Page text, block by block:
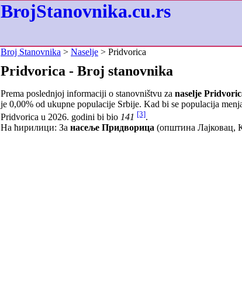
BrojStanovnika.cu.rs
Broj Stanovnika > Naselje > Pridvorica
Pridvorica - Broj stanovnika
Prema poslednjoj informaciji o stanovništvu za naselje
je 0,00% od ukupne populacije Srbije. Kad bi se populacija
Pridvorica u 2026. godini bi bio 141 [3].
На ћирилици: За насеље Придворица (општина Лајковац,